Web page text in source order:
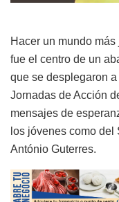
Hacer un mundo
fue el centro de un
que se desplegaron
Jornadas de Acción
mensajes de
los jóvenes como
António Guterres.